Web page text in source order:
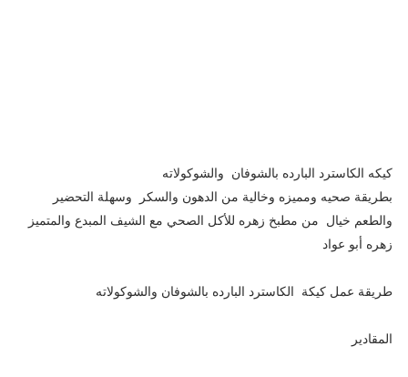
كيكه الكاسترد البارده بالشوفان والشوكولاته
بطريقة صحيه ومميزه وخالية من الدهون والسكر وسهلة التحضير
والطعم خيال من مطبخ زهره للأكل الصحي مع الشيف المبدع والمتميز
زهره أبو عواد
طريقة عمل كيكة الكاسترد البارده بالشوفان والشوكولاته
المقادير